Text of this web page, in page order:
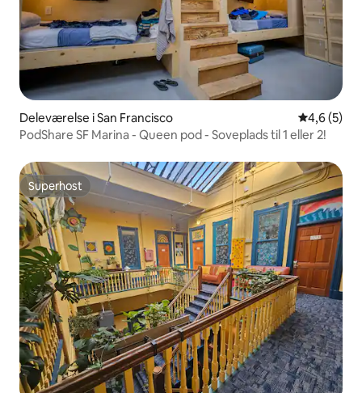
Deleværelse i San Francisco 4,6 ud af 5
4,6 (5)
PodShare SF Marina - Queen pod - Soveplads til 1 eller 2!
Superhost
Superhost